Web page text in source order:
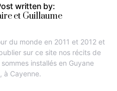
written by:
et Guillaume
du monde en 2011 et 2012 et
sur ce site nos récits de
installés en Guyane
à Cayenne.